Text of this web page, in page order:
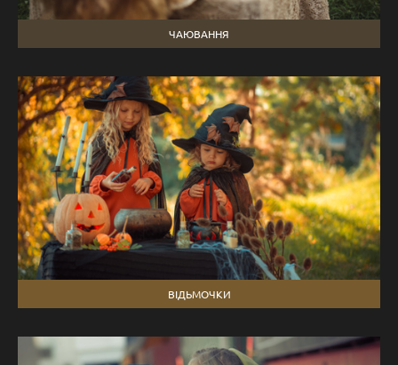
ЧАЮВАННЯ
ВІДЬМОЧКИ